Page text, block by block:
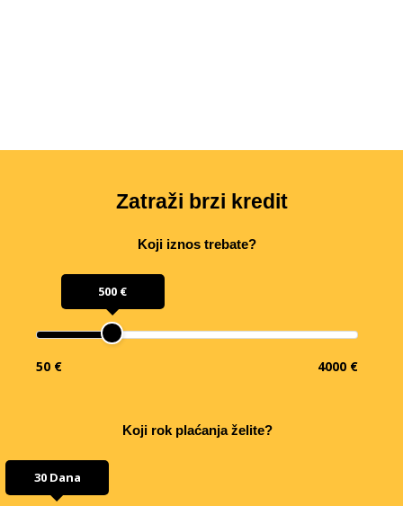
Zatraži brzi kredit
Koji iznos trebate?
500 €
50 € 4000 €
Koji rok plaćanja želite?
30 Dana